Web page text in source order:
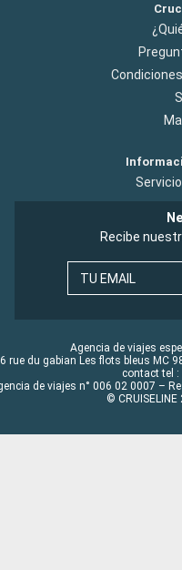
Recibe
TU EMAIL
Agencia de viajes
rue du gabian Les flots bleus MC
contact tel
de viajes n° 006 02 0007 –
©